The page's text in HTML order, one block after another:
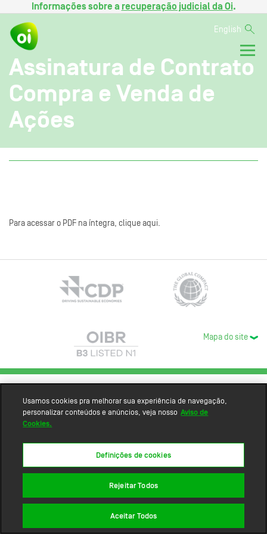
Informações sobre a recuperação judicial da Oi.
English
Assinatura de Contrato
Compra e Venda de
Ações
Para acessar o PDF na íntegra, clique aqui.
Mapa do site
Usamos cookies pra melhorar sua experiência de navegação,
personalizar conteúdos e anúncios, veja nosso Aviso de
Cookies.
Definições de cookies
Rejeitar Todos
Aceitar Todos